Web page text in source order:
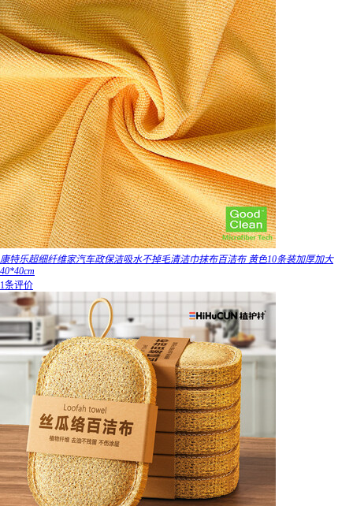
康特乐超细纤维家汽车政保洁吸水不掉毛清洁巾抹布百洁布 黄色10条装加厚加大
40*40cm
1条评价